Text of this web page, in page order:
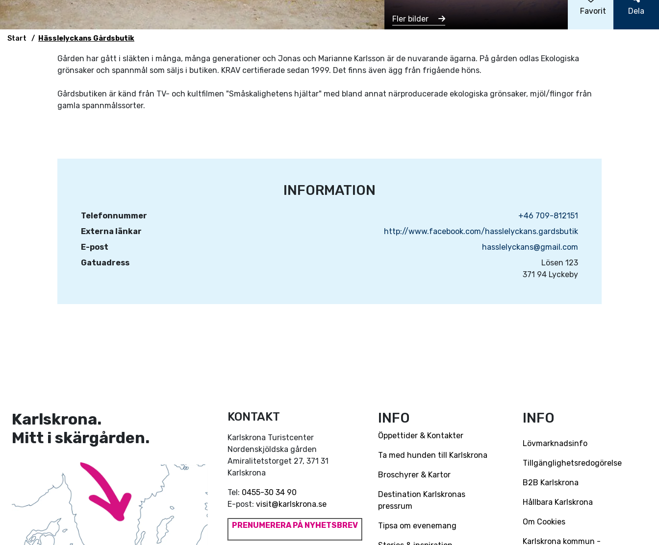
Start Hässlelyckans Gårdsbutik
Fler bilder
Favorit Dela
Gården har gått i släkten i många, många generationer och Jonas och Marianne Karlsson är de nuvarande ägarna. På gården odlas Ekologiska
grönsaker och spannmål som säljs i butiken. KRAV certifierade sedan 1999. Det finns även ägg från frigående höns.
Gårdsbutiken är känd från TV- och kultfilmen "Småskalighetens hjältar" med bland annat närproducerade ekologiska grönsaker, mjöl/flingor från
gamla spannmålssorter.
INFORMATION
Telefonnummer
+46 709-812151
Externa länkar
http://www.facebook.com/hasslelyckans.gardsbutik
E-post
hasslelyckans@gmail.com
Gatuadress
Lösen 123
371 94 Lyckeby
Karlskrona.
Mitt i skärgården.
KONTAKT
Karlskrona Turistcenter
Nordenskjöldska gården
Amiralitetstorget 27, 371 31
Karlskrona
Tel: 0455-30 34 90
E-post: visit@karlskrona.se
PRENUMERERA PÅ NYHETSBREV
INFO
Öppettider & Kontakter
Ta med hunden till Karlskrona
Broschyrer & Kartor
Destination Karlskronas
pressrum
Tipsa om evenemang
INFO
Lövmarknadsinfo
Tillgänglighetsredogörelse
B2B Karlskrona
Hållbara Karlskrona
Om Cookies
Karlskrona kommun -